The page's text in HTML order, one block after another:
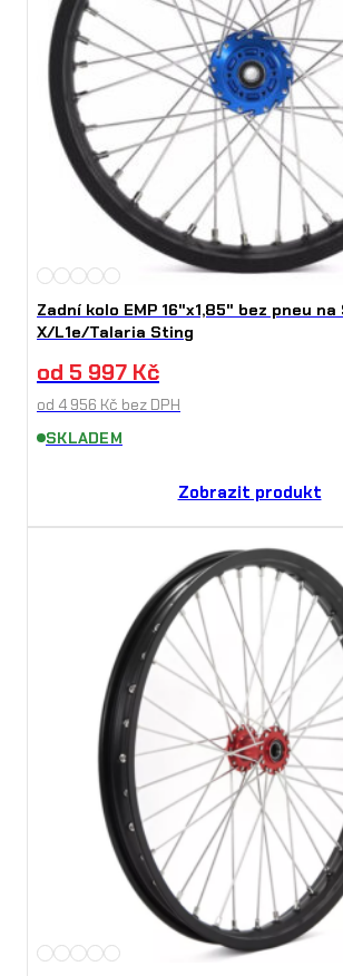
Zadní kolo EMP 16"x1,85" bez pneu
X/L1e/Talaria Sting
od 5 997 Kč
od 4 956 Kč bez DPH
SKLADEM
Zobrazit produkt